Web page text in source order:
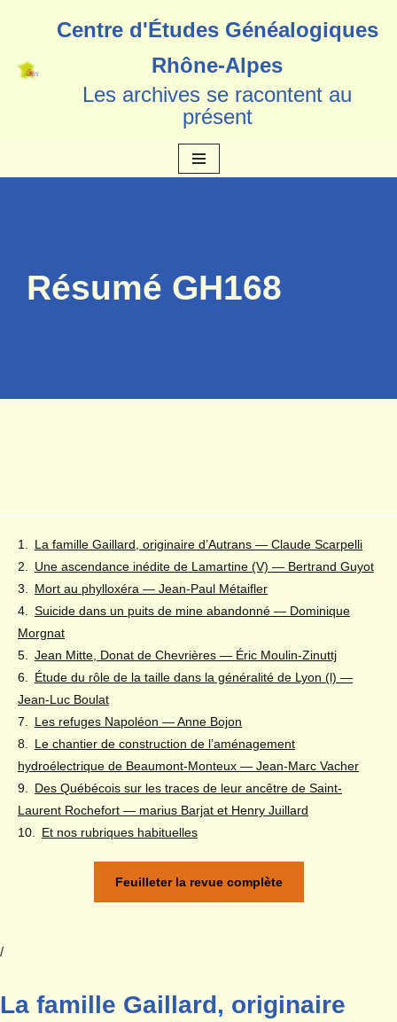
au
Centre d'Études Généalogiques
Rhône-Alpes
Les archives se racontent au
présent
Résumé GH168
La famille Gaillard, originaire d’Autrans — Claude Scarpelli
Une ascendance inédite de Lamartine (V) — Bertrand Guyot
Mort au phylloxéra — Jean-Paul Métaifler
Suicide dans un puits de mine abandonné — Dominique
Morgnat
Jean Mitte, Donat de Chevrières — Éric Moulin-Zinuttj
Étude du rôle de la taille dans la généralité de Lyon (l) —
Jean-Luc Boulat
Les refuges Napoléon — Anne Bojon
Le chantier de construction de l’aménagement
hydroélectrique de Beaumont-Monteux — Jean-Marc Vacher
Des Québécois sur les traces de leur ancêtre de Saint-
Laurent Rochefort — marius Barjat et Henry Juillard
Et nos rubriques habituelles
Feuilleter la revue complète
/
La famille Gaillard, originaire